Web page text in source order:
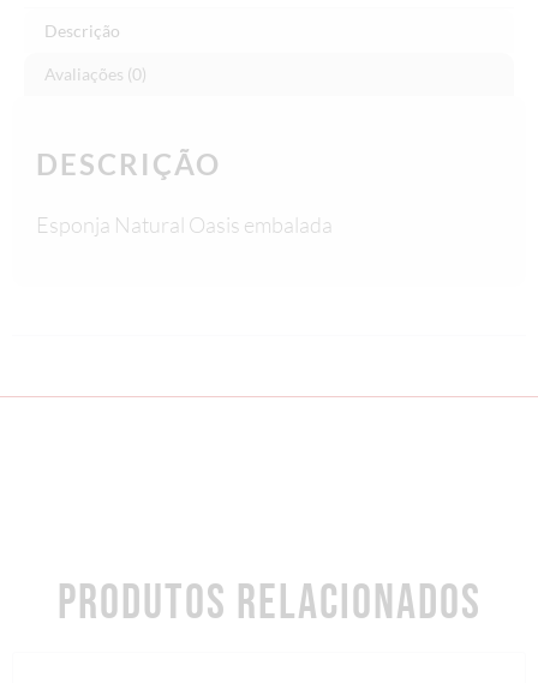
Descrição
Avaliações (0)
DESCRIÇÃO
Esponja Natural Oasis embalada
PRODUTOS RELACIONADOS